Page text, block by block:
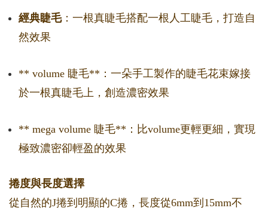
經典睫毛：一根真睫毛搭配一根人工睫毛，打造自
然效果
** volume 睫毛**：一朵手工製作的睫毛花束嫁接
於一根真睫毛上，創造濃密效果
** mega volume 睫毛**：比volume更輕更細，實現
極致濃密卻輕盈的效果
捲度與長度選擇
從自然的J捲到明顯的C捲，長度從6mm到15mm不